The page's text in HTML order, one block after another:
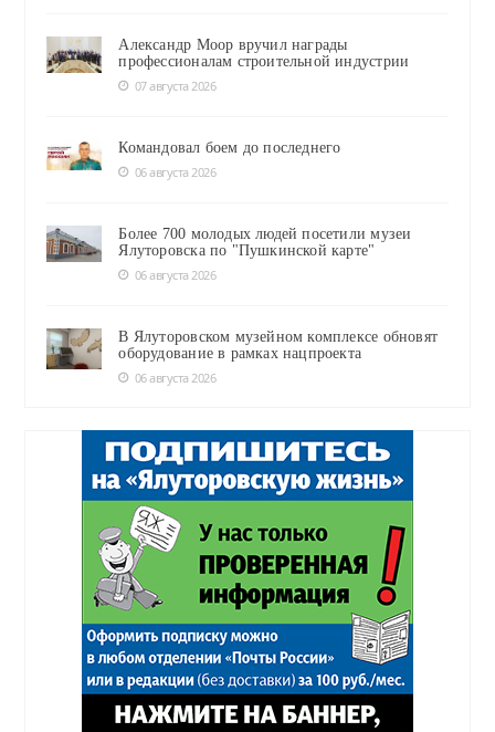
Александр Моор вручил награды
профессионалам строительной индустрии
07 августа 2026
Командовал боем до последнего
06 августа 2026
Более 700 молодых людей посетили музеи
Ялуторовска по "Пушкинской карте"
06 августа 2026
В Ялуторовском музейном комплексе обновят
оборудование в рамках нацпроекта
06 августа 2026